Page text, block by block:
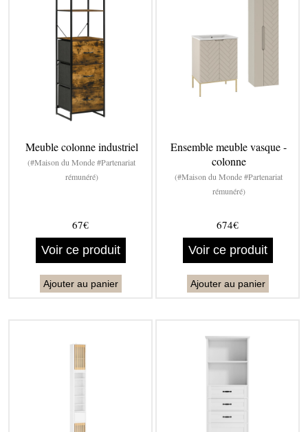
Meuble colonne industriel
(#Maison du Monde #Partenariat
rémunéré)
67€
Voir ce produit
Ajouter au panier
Ensemble meuble vasque -
colonne
(#Maison du Monde #Partenariat
rémunéré)
674€
Voir ce produit
Ajouter au panier